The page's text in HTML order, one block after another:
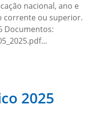
nacional, ano e
corrente ou superior.
Documentos:
2025